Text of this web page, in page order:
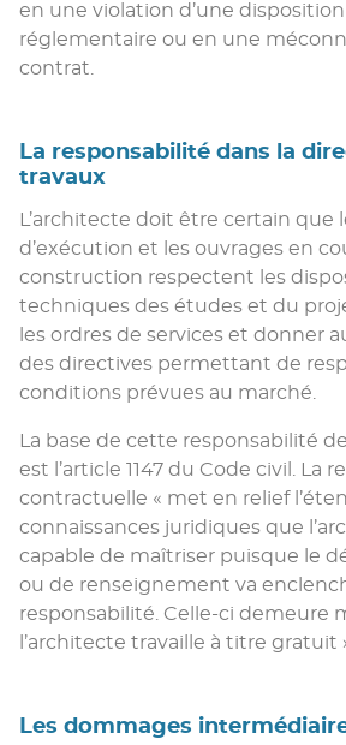
en une violation d’une
réglementaire ou en une
contrat.
La responsabilité dans la
travaux
L’architecte doit être certain que
d’exécution et les ouvrages en
construction respectent les
techniques des études et du
les ordres de services et donner
des directives permettant de
conditions prévues au marché.
La base de cette responsabilité
est l’article 1147 du Code civil. La
contractuelle « met en relief
connaissances juridiques que
capable de maîtriser puisque le
ou de renseignement va
responsabilité. Celle-ci demeure
l’architecte travaille à titre gratuit
Les dommages